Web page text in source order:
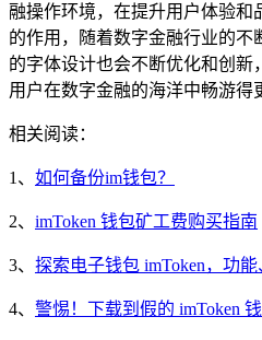
融操作环境，在提升用户体验
的作用，随着数字金融行业的不
的字体设计也会不断优化和创新
用户在数字金融的海洋中畅游得
相关阅读：
1、 如何备份im钱包？
2、 imToken 钱包矿工费购买指南
3、 探索电子钱包 imToken，功
4、 警惕！下载到假的 imToken